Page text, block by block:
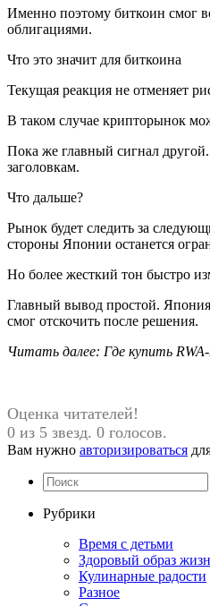
Именно поэтому биткоин смог
облигациями.
Что это значит для биткоина
Текущая реакция не отменяет
В таком случае крипторынок
Пока же главный сигнал
заголовкам.
Что дальше?
Рынок будет следить за
стороны Японии останется
Но более жесткий тон быстро
Главный вывод простой. Япония
смог отскочить после решения.
Читать далее: Где купить
Оценка читателей!
0 из 5 звезд. 0 голосов.
Вам нужно авторизироваться
Рубрики
Время с детьми
Здоровый образ
Кулинарные радости
Разное